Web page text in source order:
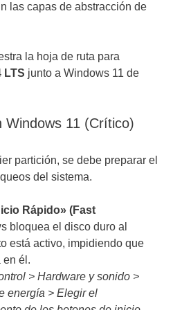
las capas de abstracción de
la hoja de ruta para
LTS junto a Windows 11 de
Windows 11 (Crítico)
partición, se debe preparar el
del sistema.
Rápido» (Fast
bloquea el disco duro al
está activo, impidiendo que
en él.
> Hardware y sonido >
energía > Elegir el